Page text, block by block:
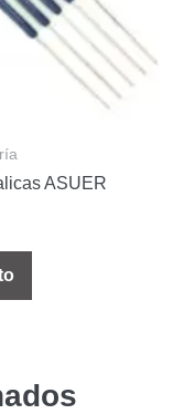
ASUER